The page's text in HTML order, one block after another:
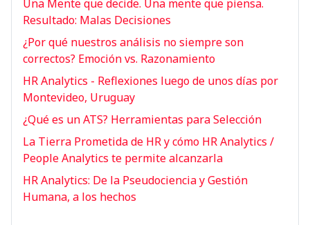
Una Mente que decide. Una mente que piensa.
Resultado: Malas Decisiones
¿Por qué nuestros análisis no siempre son
correctos? Emoción vs. Razonamiento
HR Analytics - Reflexiones luego de unos días por
Montevideo, Uruguay
¿Qué es un ATS? Herramientas para Selección
La Tierra Prometida de HR y cómo HR Analytics /
People Analytics te permite alcanzarla
HR Analytics: De la Pseudociencia y Gestión
Humana, a los hechos